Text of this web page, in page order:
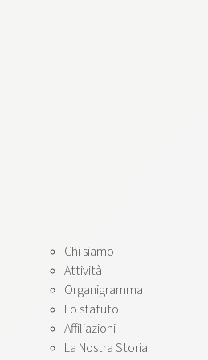
Chi siamo
Attività
Organigramma
Lo statuto
Affiliazioni
La Nostra Storia